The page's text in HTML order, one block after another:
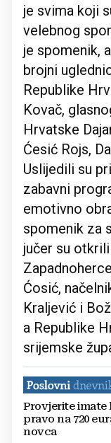
je svima koji
velebnog
je spomenik,
brojni
Republike
Kovač,
Hrvatske
Ćesić Rojs,
Uslijedili su
zabavni
emotivno
spomenik za
jučer su
Ćosić,
Kraljević i
a Republike
srijemske
Provjerite imate
pravo na 720
novca